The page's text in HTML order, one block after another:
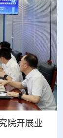
院开展业